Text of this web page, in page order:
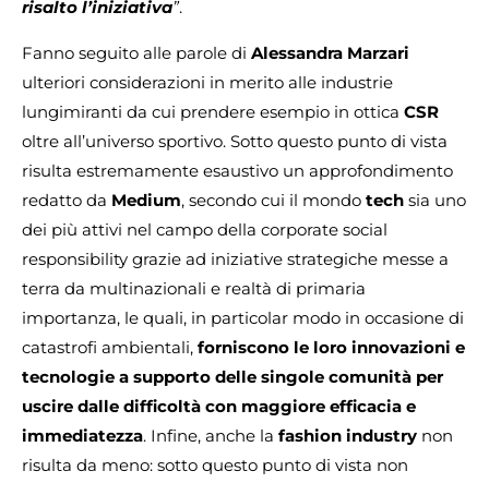
risalto l’iniziativa”.
Fanno seguito alle parole di Alessandra Marzari
ulteriori considerazioni in merito alle industrie
lungimiranti da cui prendere esempio in ottica CSR
oltre all’universo sportivo. Sotto questo punto di vista
risulta estremamente esaustivo un approfondimento
redatto da Medium, secondo cui il mondo tech sia uno
dei più attivi nel campo della corporate social
responsibility grazie ad iniziative strategiche messe a
terra da multinazionali e realtà di primaria
importanza, le quali, in particolar modo in occasione di
catastrofi ambientali, forniscono le loro innovazioni e
tecnologie a supporto delle singole comunità per
uscire dalle difficoltà con maggiore efficacia e
immediatezza. Infine, anche la fashion industry non
risulta da meno: sotto questo punto di vista non